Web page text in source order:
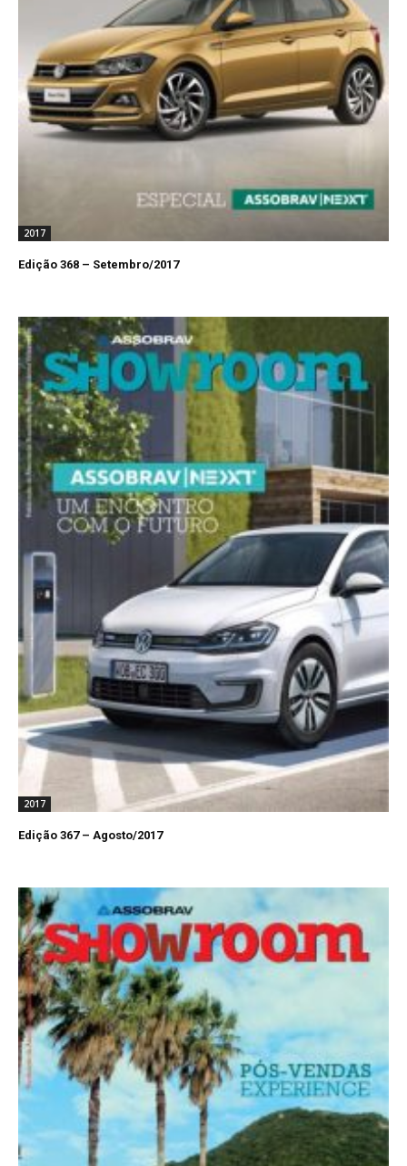
2017
Edição 368 – Setembro/2017
2017
Edição 367 – Agosto/2017